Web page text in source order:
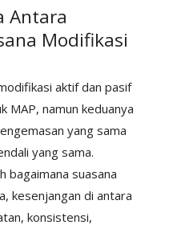
Antara
Modifikasi
aktif dan pasif
MAP, namun keduanya
yang sama
yang sama.
bagaimana suasana
kesenjangan di antara
konsistensi,